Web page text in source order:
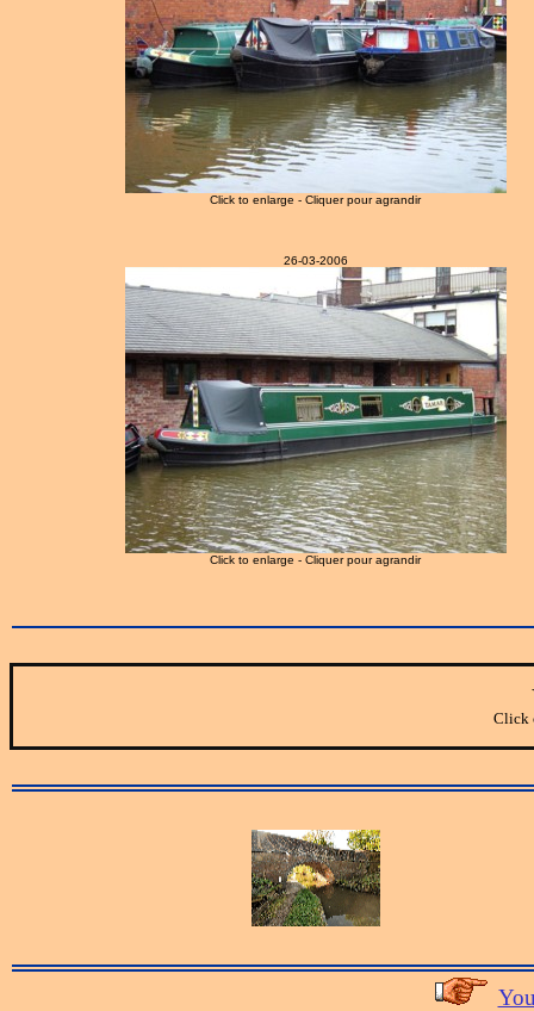
Click to enlarge - Cliquer pour agrandir
26-03-2006
Click to enlarge - Cliquer pour agrandir
Click